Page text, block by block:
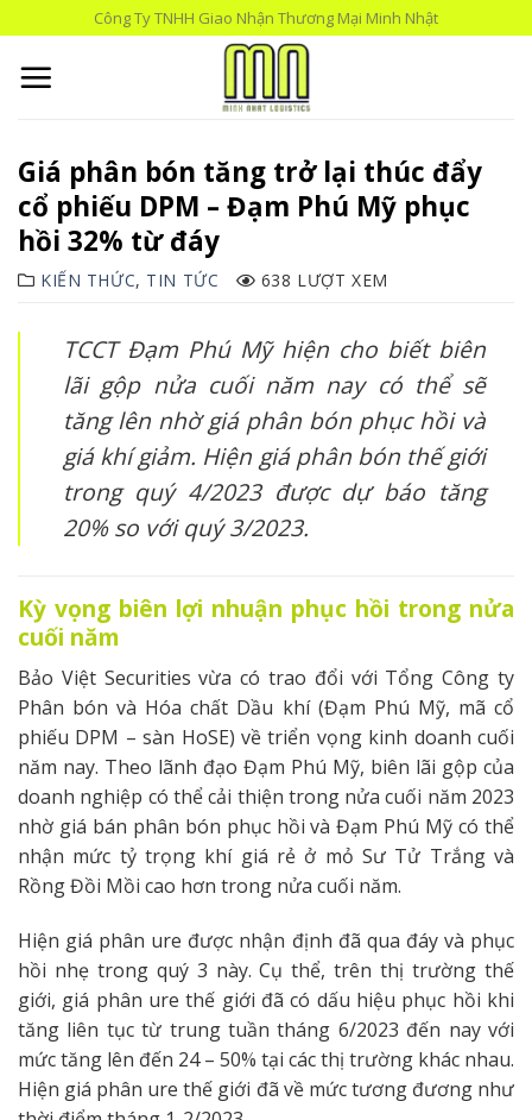
to
content
Công Ty TNHH Giao Nhận Thương Mại Minh Nhật
Giá phân bón tăng trở lại thúc đẩy
cổ phiếu DPM – Đạm Phú Mỹ phục
hồi 32% từ đáy
KIẾN THỨC, TIN TỨC 638 LƯỢT XEM
TCCTĐạm Phú Mỹ hiện cho biết biên
lãi gộp nửa cuối năm nay có thể sẽ
tăng lên nhờ giá phân bón phục hồi và
giá khí giảm. Hiện giá phân bón thế giới
trong quý 4/2023 được dự báo tăng
20% so với quý 3/2023.
Kỳ vọng biên lợi nhuận phục hồi trong nửa
cuối năm
Bảo Việt Securities vừa có trao đổi với Tổng Công ty
Phân bón và Hóa chất Dầu khí (Đạm Phú Mỹ, mã cổ
phiếu DPM – sàn HoSE) về triển vọng kinh doanh cuối
năm nay. Theo lãnh đạo Đạm Phú Mỹ, biên lãi gộp của
doanh nghiệp có thể cải thiện trong nửa cuối năm 2023
nhờ giá bán phân bón phục hồi và Đạm Phú Mỹ có thể
nhận mức tỷ trọng khí giá rẻ ở mỏ Sư Tử Trắng và
Rồng Đồi Mồi cao hơn trong nửa cuối năm.
Hiện giá phân ure được nhận định đã qua đáy và phục
hồi nhẹ trong quý 3 này. Cụ thể, trên thị trường thế
giới, giá phân ure thế giới đã có dấu hiệu phục hồi khi
tăng liên tục từ trung tuần tháng 6/2023 đến nay với
mức tăng lên đến 24 – 50% tại các thị trường khác nhau.
Hiện giá phân ure thế giới đã về mức tương đương như